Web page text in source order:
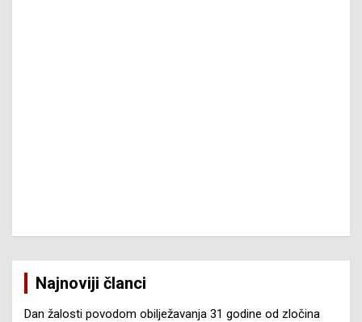
Najnoviji članci
Dan žalosti povodom obilježavanja 31 godine od zločina